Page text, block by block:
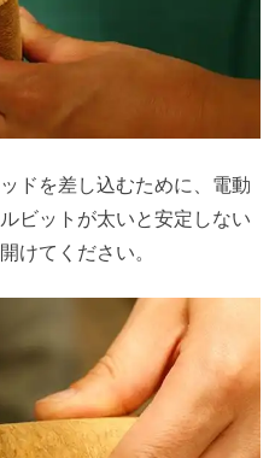
ドを差し込むために、電動
ビットが太いと安定しない
けてください。